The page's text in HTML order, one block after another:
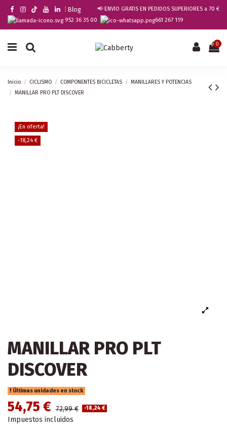
Blog
📢 ENVIO GRATIS EN PEDIDOS SUPERIORES a 70 €
952 36 35 00
661 267 119
0
Inicio CICLISMO COMPONENTES BICICLETAS
MANILLARES Y POTENCIAS
MANILLAR PRO PLT DISCOVER
¡En oferta!
-18,24 €
MANILLAR PRO PLT
DISCOVER
Últimas unidades en stock
54,75 € 72,99 € -18,24 €
Impuestos incluidos